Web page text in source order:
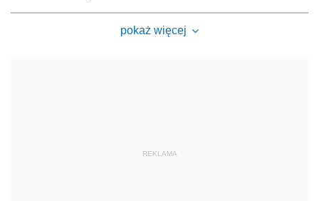
pokaż więcej
REKLAMA